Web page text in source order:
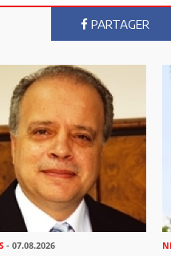
Envoyer à un ami
ARTICLE ? PARTAGEZ-
TWEETER
CET
PARTAGER
- 07.08.2026